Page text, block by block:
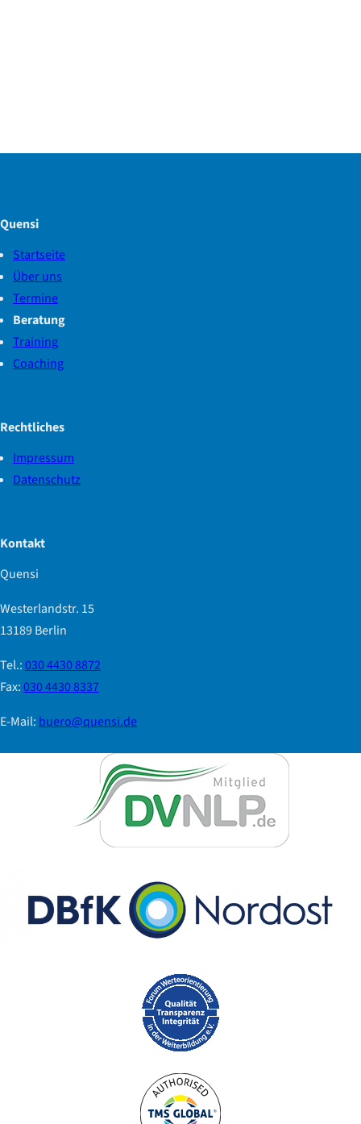
Quensi
Startseite
Über uns
Termine
Beratung
Training
Coaching
Rechtliches
Impressum
Datenschutz
Kontakt
Quensi
Westerlandstr. 15
13189 Berlin
Tel.:030 4430 8872
Fax:030 4430 8337
E-Mail: buero@quensi.de